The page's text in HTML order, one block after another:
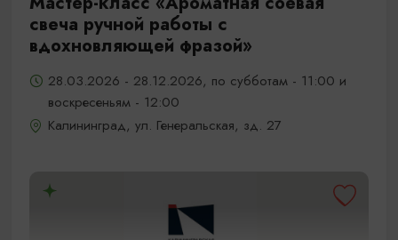
свеча ручной работы с
вдохновляющей фразой»
28.03.2026 - 28.12.2026, по субботам - 11:00 и
воскресеньям - 12:00
Калининград, ул. Генеральская, зд. 27